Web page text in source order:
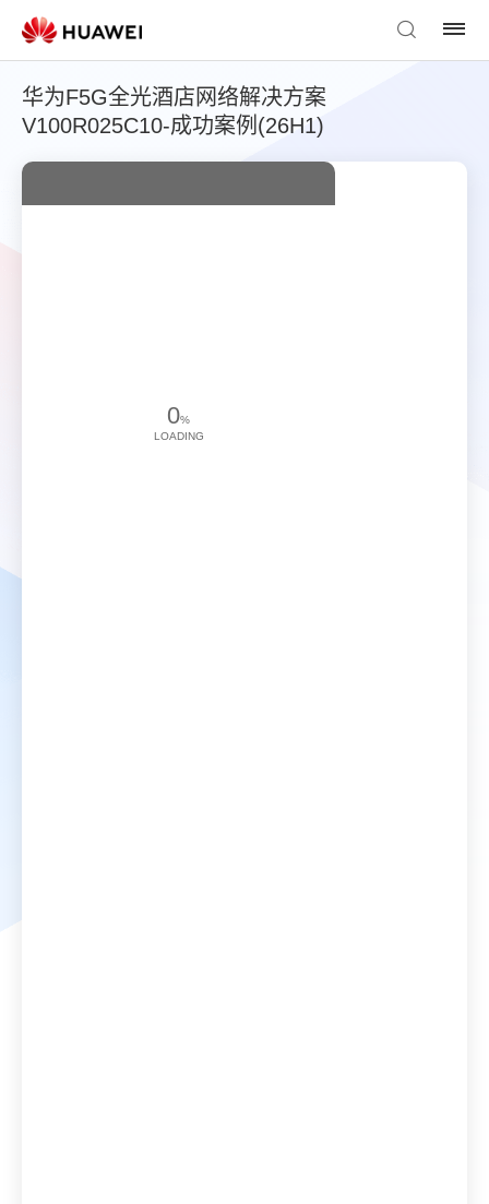
华为F5G全光酒店网络解决方案
V100R025C10-成功案例(26H1)
0%
LOADING